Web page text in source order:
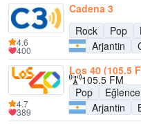
Cadena 3
Rock
Pop
Arjantin
4.6
400
Los 40 (105.5
105.5 FM
Pop
Eğlence
Arjantin
4.7
389